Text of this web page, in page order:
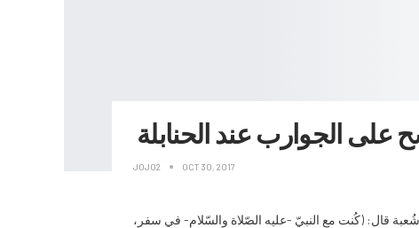
الجوارب عند الحنابلة
JOJO2 OCT 30, 2017
قال: (كُنت مع النبيّ -عليه الصّلاة والسّلام- في سفر،